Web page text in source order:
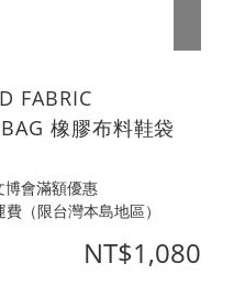
FABRIC
橡膠布料鞋袋
博會滿額優惠
（限台灣本島地區）
NT$1,080